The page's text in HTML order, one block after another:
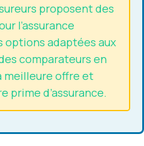
proposent des
l’assurance
options adaptées aux
comparateurs en
meilleure offre et
prime d’assurance.